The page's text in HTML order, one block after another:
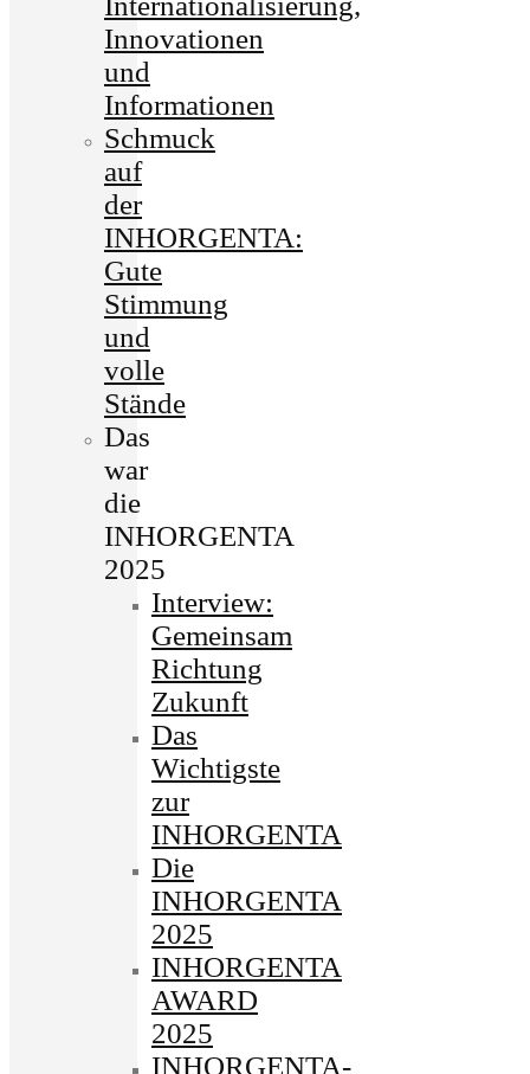
Innovationen
und
Informationen
Schmuck
auf
der
INHORGENTA:
Gute
Stimmung
und
volle
Stände
Das
war
die
INHORGENTA
2025
Interview:
Gemeinsam
Richtung
Zukunft
Das
Wichtigste
zur
INHORGENTA
Die
INHORGENTA
2025
INHORGENTA
AWARD
2025
INHORGENTA-